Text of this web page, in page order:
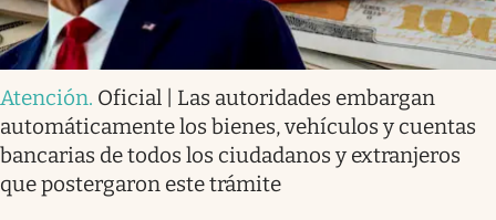
Atención. Oficial | Las autoridades embargan
automáticamente los bienes, vehículos y cuentas
bancarias de todos los ciudadanos y extranjeros
que postergaron este trámite